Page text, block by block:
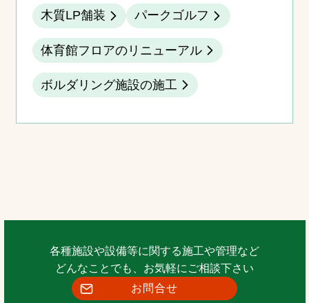
木質LP舗装 パークゴルフ
体育館フロアのリニューアル
ボルダリング施設の施工
各種施設や設備等に関する施工や管理など
どんなことでも、お気軽にご相談下さい
お問合せ